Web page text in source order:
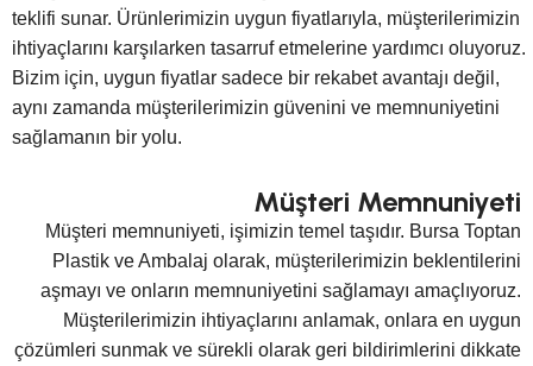
teklifi sunar. Ürünlerimizin uygun fiyatlarıyla, müşterilerimizin
ihtiyaçlarını karşılarken tasarruf etmelerine yardımcı oluyoruz.
Bizim için, uygun fiyatlar sadece bir rekabet avantajı değil,
aynı zamanda müşterilerimizin güvenini ve memnuniyetini
sağlamanın bir yolu.
Müşteri Memnuniyeti
Müşteri memnuniyeti, işimizin temel taşıdır. Bursa Toptan
Plastik ve Ambalaj olarak, müşterilerimizin beklentilerini
aşmayı ve onların memnuniyetini sağlamayı amaçlıyoruz.
Müşterilerimizin ihtiyaçlarını anlamak, onlara en uygun
çözümleri sunmak ve sürekli olarak geri bildirimlerini dikkate